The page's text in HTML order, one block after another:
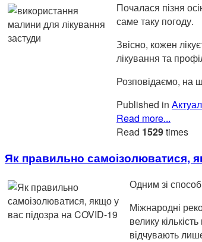
Почалася пізня
саме таку погоду.
Звісно, кожен
лікування та
Розповідаємо, на
Published in
Read more...
Read 1529times
Як правильно самоізолюватися,
Одним зі
Міжнародні
велику
відчувають